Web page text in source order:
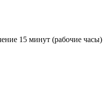
15 минут (рабочие часы)